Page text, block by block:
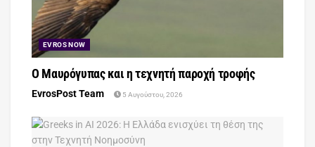
EVROS NOW
Ο Μαυρόγυπας και η τεχνητή παροχή τροφής
EvrosPost Team 5 Αυγούστου, 2026